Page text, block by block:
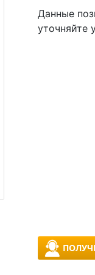
Данные
уточняйте